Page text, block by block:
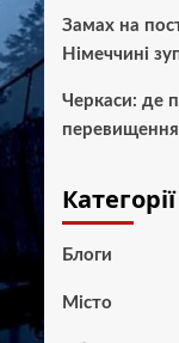
Замах на
Німеччині
Черкаси: де
Категорії
Блоги
Місто